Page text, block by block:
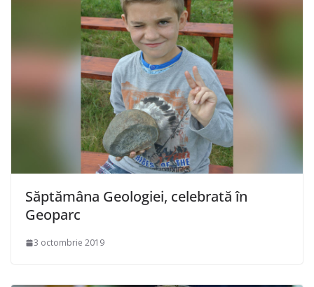
Săptămâna Geologiei, celebrată în
Geoparc
3 octombrie 2019